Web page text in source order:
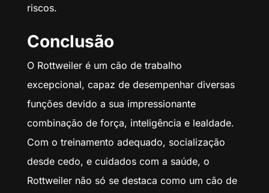
riscos.
Conclusão
O Rottweiler é um cão de trabalho
excepcional, capaz de desempenhar diversas
funções devido a sua impressionante
combinação de força, inteligência e lealdade.
Com o treinamento adequado, socialização
desde cedo, e cuidados com a saúde, o
Rottweiler não só se destaca como um cão de